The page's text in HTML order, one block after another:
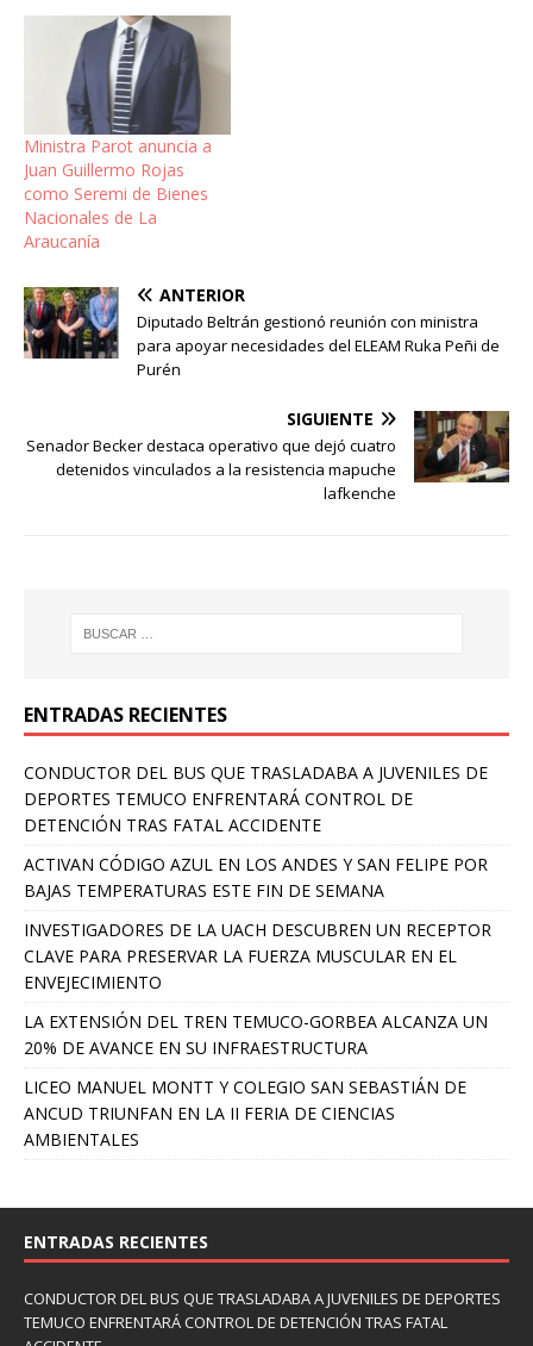
Ministra Parot anuncia a
Juan Guillermo Rojas
como Seremi de Bienes
Nacionales de La
Araucanía
ANTERIOR
Diputado Beltrán gestionó reunión con ministra
para apoyar necesidades del ELEAM Ruka Peñi de
Purén
SIGUIENTE
Senador Becker destaca operativo que dejó cuatro
detenidos vinculados a la resistencia mapuche
lafkenche
ENTRADAS RECIENTES
CONDUCTOR DEL BUS QUE TRASLADABA A JUVENILES DE
DEPORTES TEMUCO ENFRENTARÁ CONTROL DE
DETENCIÓN TRAS FATAL ACCIDENTE
ACTIVAN CÓDIGO AZUL EN LOS ANDES Y SAN FELIPE POR
BAJAS TEMPERATURAS ESTE FIN DE SEMANA
INVESTIGADORES DE LA UACH DESCUBREN UN RECEPTOR
CLAVE PARA PRESERVAR LA FUERZA MUSCULAR EN EL
ENVEJECIMIENTO
LA EXTENSIÓN DEL TREN TEMUCO-GORBEA ALCANZA UN
20% DE AVANCE EN SU INFRAESTRUCTURA
LICEO MANUEL MONTT Y COLEGIO SAN SEBASTIÁN DE
ANCUD TRIUNFAN EN LA II FERIA DE CIENCIAS
AMBIENTALES
ENTRADAS RECIENTES
CONDUCTOR DEL BUS QUE TRASLADABA A JUVENILES DE DEPORTES
TEMUCO ENFRENTARÁ CONTROL DE DETENCIÓN TRAS FATAL